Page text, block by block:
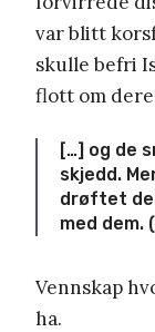
var blitt
skulle befri
flott om
[…] og de
skjedd.
drøftet
med dem.
Vennskap
ha.